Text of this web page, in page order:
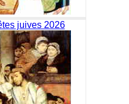
juives 2026